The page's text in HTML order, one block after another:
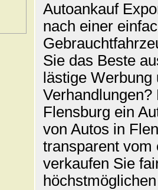
Autoankauf
nach einer
Sie das Beste
lästige
Flensburg ein
von Autos in
transparent vom
verkaufen Sie